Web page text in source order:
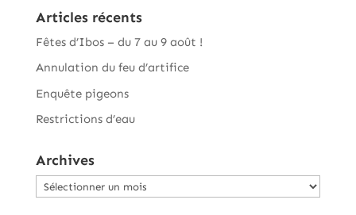
Articles récents
Fêtes d’Ibos – du 7 au 9 août !
Annulation du feu d’artifice
Enquête pigeons
Restrictions d’eau
Archives
Archives